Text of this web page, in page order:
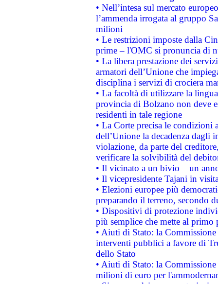
• Nell’intesa sul mercato
l’ammenda irrogata al gruppo
milioni
• Le restrizioni imposte dalla
prime – l'OMC si pronuncia di
• La libera prestazione dei
armatori dell’Unione che
disciplina i servizi di crociera
• La facoltà di utilizzare la
provincia di Bolzano non deve
residenti in tale regione
• La Corte precisa le
dell’Unione la decadenza dagli
violazione, da parte del
verificare la solvibilità del
• Il vicinato a un bivio – un
• Il vicepresidente Tajani in
• Elezioni europee più
preparando il terreno, secondo
• Dispositivi di protezione
più semplice che mette al primo
• Aiuti di Stato: la
interventi pubblici a favore di
dello Stato
• Aiuti di Stato: la
milioni di euro per